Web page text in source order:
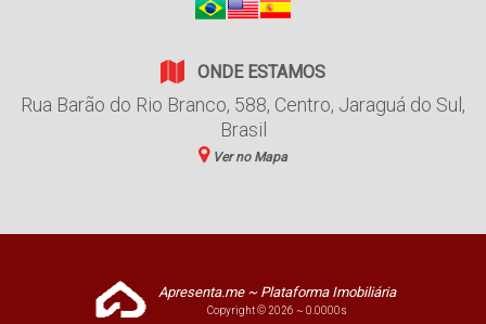
ONDE ESTAMOS
Rua Barão do Rio Branco, 588, Centro, Jaraguá do Sul ,
Brasil
Ver no Mapa
Apresenta.me ~ Plataforma Imobiliária
Copyright © 2026 ~ 0.0000s